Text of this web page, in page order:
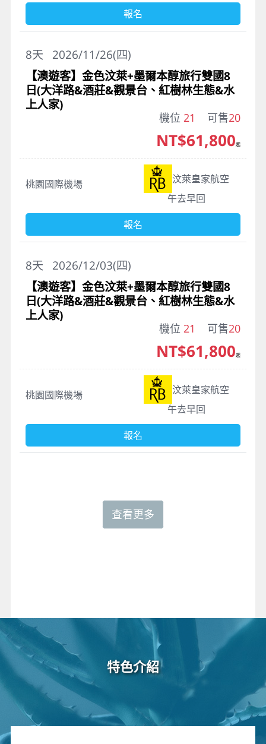
特色介紹
報名
2026/11/26(四)
8天
【澳遊客】金色汶萊+墨爾本醇旅行雙國8
日(大洋路&酒莊&觀景台、紅樹林生態&水
上人家)
機位 21 可售20
桃園國際機場
汶萊皇家航空
午去早回
NT$61,800起
報名
2026/12/03(四)
8天
【澳遊客】金色汶萊+墨爾本醇旅行雙國8
日(大洋路&酒莊&觀景台、紅樹林生態&水
上人家)
機位 21 可售20
桃園國際機場
汶萊皇家航空
午去早回
NT$61,800起
報名
查看更多